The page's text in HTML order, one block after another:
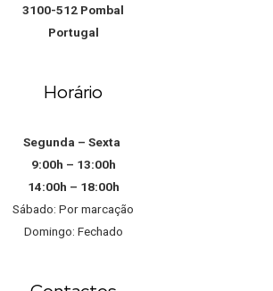
3100-512 Pombal
Portugal
Horário
Segunda – Sexta
9:00h – 13:00h
14:00h – 18:00h
Sábado: Por marcação
Domingo: Fechado